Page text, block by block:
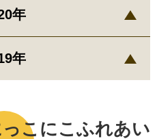
こにこふれあい
年
年